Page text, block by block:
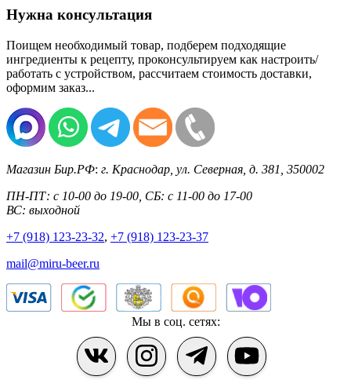
Нужна консультация
Поищем необходимый товар, подберем подходящие
ингредиенты к рецепту, проконсультируем как настроить/
работать с устройством, рассчитаем стоимость доставки,
оформим заказ...
Магазин Бир.РФ: г. Краснодар ул. Северная, д. 381 350002
ПН-ПТ: с 10-00 до 19-00, СБ: с 11-00 до 17-00
ВС: выходной
+7 (918) 123-23-32, +7 (918) 123-23-37
mail@miru-beer.ru
Мы в соц. сетях: